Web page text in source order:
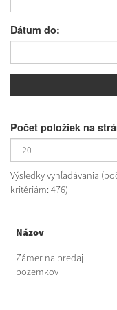
Dátum do:
Počet položiek na
Výsledky vyhľadávania
kritériám: 476)
Názov
Zámer na predaj
pozemkov